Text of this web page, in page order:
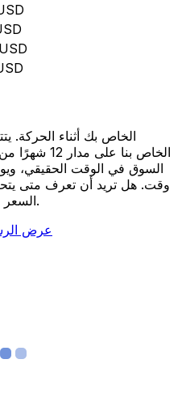
USD
السوق في الوقت الحقيقي،
وقت. هل تريد أن تعرف متى
السعر وسنخبرك عندما يصل إلى هدفك.
عرض